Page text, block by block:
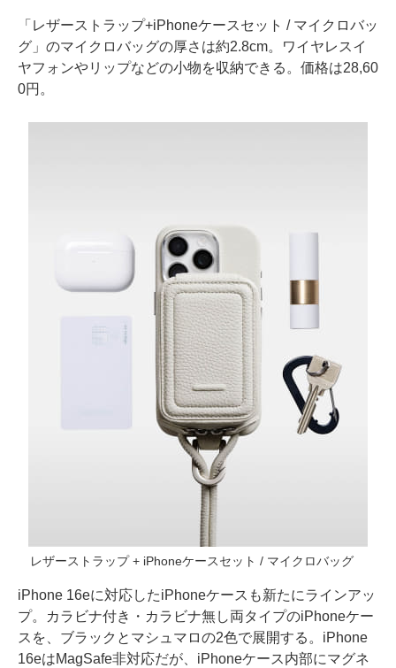
「レザーストラップ+iPhoneケースセット / マイクロバッ
グ」のマイクロバッグの厚さは約2.8cm。ワイヤレスイ
ヤフォンやリップなどの小物を収納できる。価格は28,60
0円。
レザーストラップ + iPhoneケースセット / マイクロバッグ
iPhone 16eに対応したiPhoneケースも新たにラインアッ
プ。カラビナ付き・カラビナ無し両タイプのiPhoneケー
スを、ブラックとマシュマロの2色で展開する。iPhone
16eはMagSafe非対応だが、iPhoneケース内部にマグネ